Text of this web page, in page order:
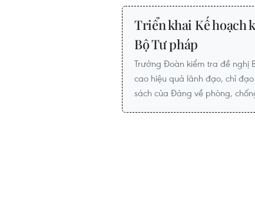
Triển khai Kế hoạch
Bộ Tư pháp
Trưởng Đoàn kiểm tra đề nghị
cao hiệu quả lãnh đạo, chỉ
sách của Đảng về phòng,